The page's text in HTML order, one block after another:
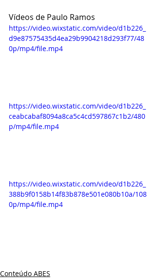
Vídeos de Paulo Ramos
https://video.wixstatic.com/video/d1b226_
d9e87575435d4ea29b9904218d293f77/48
0p/mp4/file.mp4
https://video.wixstatic.com/video/d1b226_
ceabcabaf8094a8ca5c4cd597867c1b2/480
p/mp4/file.mp4
https://video.wixstatic.com/video/d1b226_
388b9f0158b14f83b878e501e080b10a/108
0p/mp4/file.mp4
Conteúdo ABES